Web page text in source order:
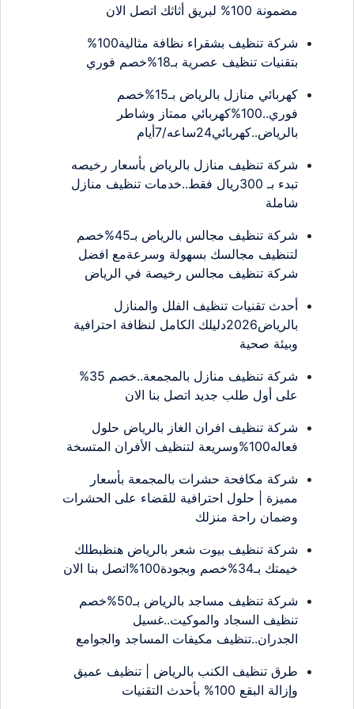
مضمونة 100% لبريق أثاثك اتصل الان
شركة تنظيف بشقراء نظافة مثالية100%
بتقنيات تنظيف عصرية بـ18%خصم فوري
كهربائي منازل بالرياض بـ15%خصم
فوري..100%كهربائي ممتاز وشاطر
بالرياض..كهربائي24ساعه/7أيام
شركة تنظيف منازل بالرياض بأسعار رخيصه
تبدء بـ 300ريال فقط..خدمات تنظيف منازل
شاملة
شركة تنظيف مجالس بالرياض بـ45%خصم
لتنظيف مجالسك بسهولة وسرعةمع افضل
شركة تنظيف مجالس رخيصة في الرياض
أحدث تقنيات تنظيف الفلل والمنازل
بالرياض2026دليلك الكامل لنظافة احترافية
وبيئة صحية
شركة تنظيف منازل بالمجمعة..خصم 35%
على أول طلب جديد اتصل بنا الان
شركة تنظيف افران الغاز بالرياض حلول
فعاله100%وسريعة لتنظيف الأفران المتسخة
شركة مكافحة حشرات بالمجمعة بأسعار
مميزة | حلول احترافية للقضاء على الحشرات
وضمان راحة منزلك
شركة تنظيف بيوت شعر بالرياض هنظبطلك
خيمتك بـ34%خصم وبجودة100%اتصل بنا الان
شركة تنظيف مساجد بالرياض بـ50%خصم
تنظيف السجاد والموكيت..غسيل
الجدران..تنظيف مكيفات المساجد والجوامع
طرق تنظيف الكنب بالرياض | تنظيف عميق
وإزالة البقع 100% بأحدث التقنيات